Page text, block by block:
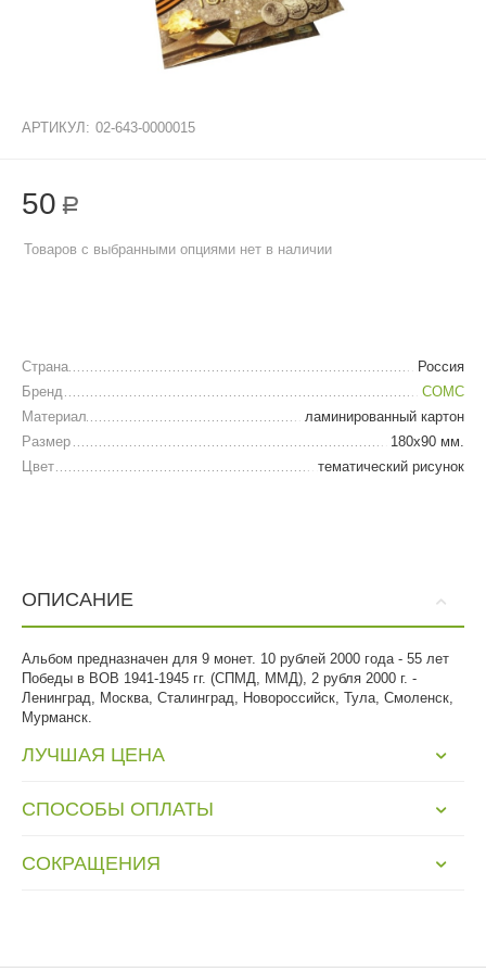
АРТИКУЛ: 02-643-0000015
50 Р
Товаров с выбранными опциями нет в наличии
Страна
Россия
Бренд
СОМС
Материал
ламинированный картон
Размер
180х90 мм.
Цвет
тематический рисунок
ОПИСАНИЕ
Альбом предназначен для 9 монет. 10 рублей 2000 года - 55 лет
Победы в ВОВ 1941-1945 гг. (СПМД, ММД), 2 рубля 2000 г. -
Ленинград, Москва, Сталинград, Новороссийск, Тула, Смоленск,
Мурманск.
ЛУЧШАЯ ЦЕНА
СПОСОБЫ ОПЛАТЫ
СОКРАЩЕНИЯ